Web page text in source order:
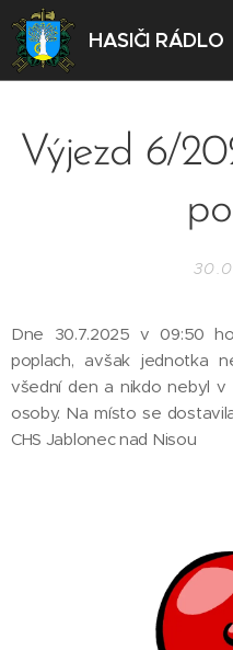
HASIČI RÁDLO
Výjezd 6/
Dne 30.7.2025 v 09:50
poplach, avšak jednotka
všední den a nikdo nebyl v
osoby. Na místo se
CHS Jablonec nad Nisou